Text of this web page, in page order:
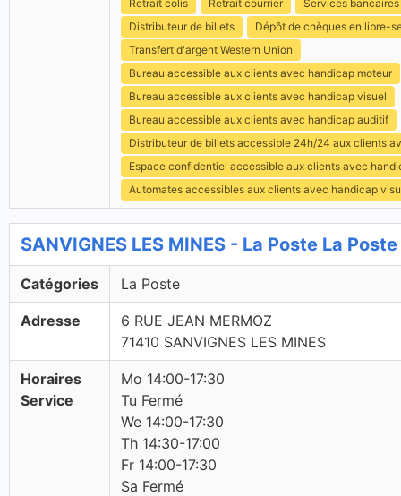
Retrait colis
Retrait courrier
Services bancaires
Distributeur de billets
Dépôt de chèques en libre-
Transfert d'argent Western Union
Bureau accessible aux clients avec handicap moteur
Bureau accessible aux clients avec handicap visuel
Bureau accessible aux clients avec handicap auditif
Distributeur de billets accessible 24h/24 aux clients
Espace confidentiel accessible aux clients avec
Automates accessibles aux clients avec handicap
SANVIGNES LES MINES - La Poste La Poste
Catégories La Poste
Adresse
6 RUE JEAN MERMOZ
71410 SANVIGNES LES MINES
Horaires
Service
Mo 14:00-17:30
Tu Fermé
We 14:00-17:30
Th 14:30-17:00
Fr 14:00-17:30
Sa Fermé